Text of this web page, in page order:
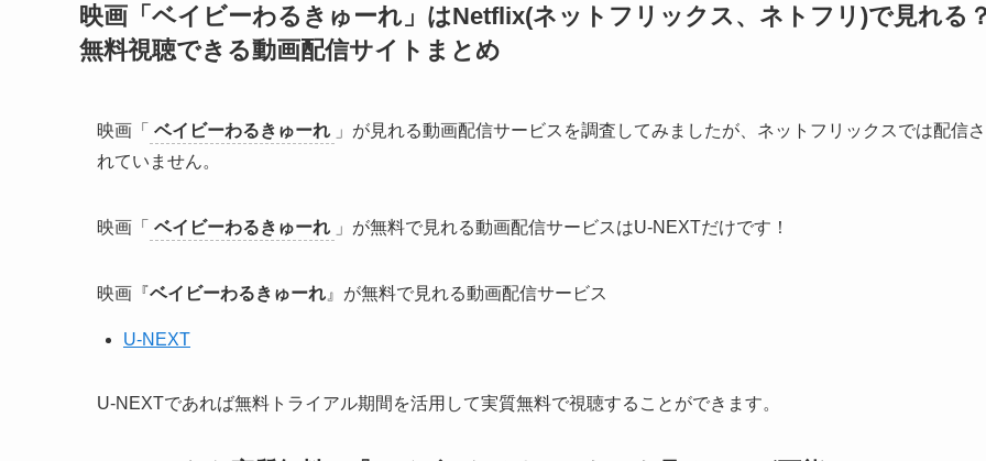
映画「ベイビーわるきゅーれ」はNetflix(ネットフリックス、ネトフリ)で見れる
無料視聴できる動画配信サイトまとめ
映画「 ベイビーわるきゅーれ 」が見れる動画配信サービスを調査してみましたが、ネットフリックスでは配信さ
れていません。
映画「 ベイビーわるきゅーれ 」が無料で見れる動画配信サービスはU-NEXTだけです！
映画『 ベイビーわるきゅーれ』が無料で見れる動画配信サービス
U-NEXT
U-NEXTであれば無料トライアル期間を活用して実質無料で視聴することができます。